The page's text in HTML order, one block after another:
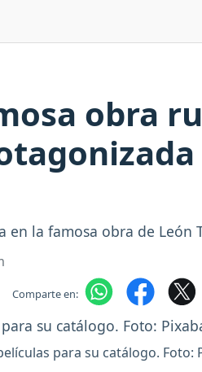
obra
en la famosa obra de León
Comparte en:
para su catálogo. Foto: